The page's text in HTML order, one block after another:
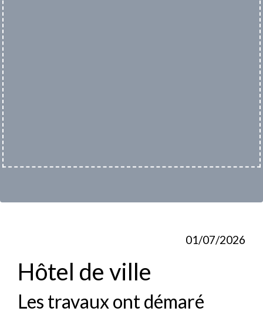
01/07/2026
Hôtel de ville
Les travaux ont démaré